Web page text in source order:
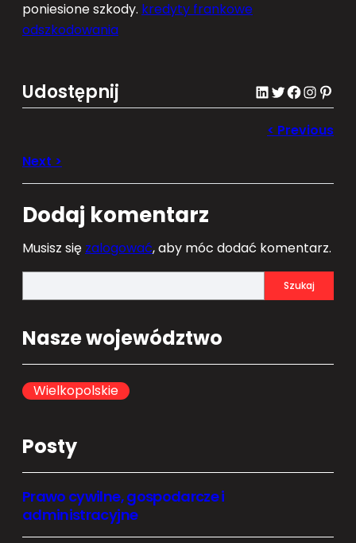
poniesione szkody. kredyty frankowe
odszkodowania
Udostępnij LinkedIn Twitter Facebook Instagram Pinterest
Dodaj komentarz
Musisz się zalogować, aby móc dodać komentarz.
e
r
c
h
Szukaj
Nasze województwo
Wielkopolskie
Posty
Prawo cywilne, gospodarcze i
administracyjne